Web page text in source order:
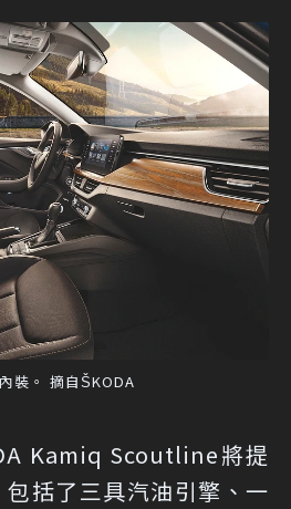
裝。 摘自ŠKODA
Kamiq Scoutline將提
括了三具汽油引擎、一